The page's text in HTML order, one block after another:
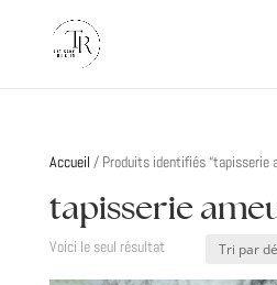
Accueil / Produits identifiés “tapisserie
tapisserie
Voici le seul résultat